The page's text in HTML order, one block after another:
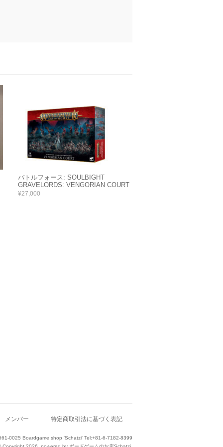
バトルフォース: SOULBIGHT
GRAVELORDS: VENGORIAN COURT
¥27,000
メンバー 特定商取引法に基づく表記
0025 Boardgame shop 'Schatzi' Tel:+81-6-7182-8399